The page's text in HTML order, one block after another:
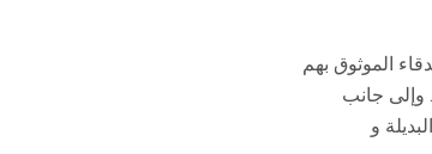
الموثوق بهم
جانب
و